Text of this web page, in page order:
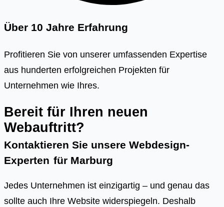
Über 10 Jahre Erfahrung
Profitieren Sie von unserer umfassenden Expertise
aus hunderten erfolgreichen Projekten für
Unternehmen wie Ihres.
Bereit für Ihren neuen
Webauftritt?
Kontaktieren Sie unsere Webdesign-
Experten für Marburg
Jedes Unternehmen ist einzigartig – und genau das
sollte auch Ihre Website widerspiegeln. Deshalb